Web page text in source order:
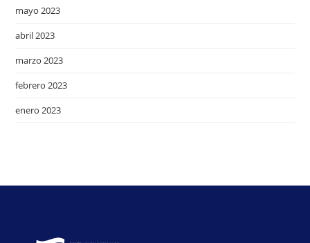
mayo 2023
abril 2023
marzo 2023
febrero 2023
enero 2023